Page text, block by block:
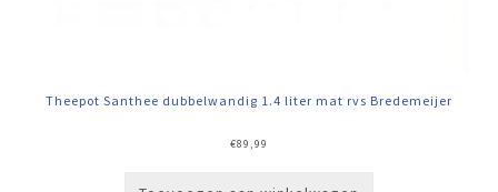
Theepot Santhee dubbelwandig 1.4 liter mat rvs Bredemeijer
€89,99